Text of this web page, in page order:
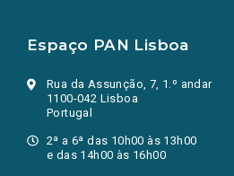
Espaço PAN Lisboa
Rua da Assunção, 7, 1.º andar
1100-042 Lisboa
Portugal
2ª a 6ª das 10h00 às 13h00
e das 14h00 às 16h00